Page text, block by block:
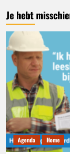
Rijnstate
er
weer
Je hebt
Agenda Home